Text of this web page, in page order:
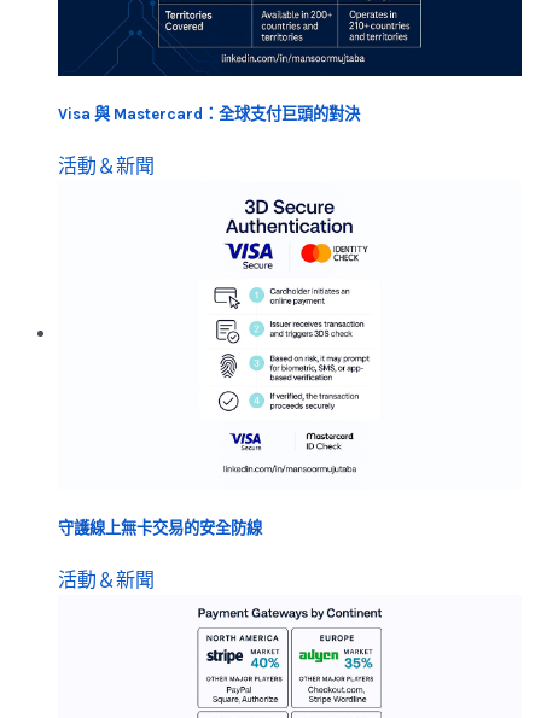
Visa 與 Mastercard：全球支付巨頭的對決
活動＆新聞
守護線上無卡交易的安全防線
活動＆新聞